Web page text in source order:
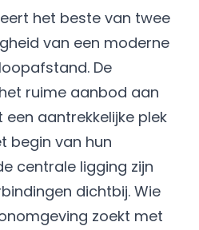
het beste van twee
van een moderne
De
ruime aanbod aan
aantrekkelijke plek
begin van hun
centrale ligging zijn
dichtbij. Wie
zoekt met